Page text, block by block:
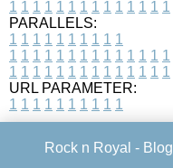
1 1 1 1 1 1 1 1 1 1 1 1 1 1
PARALLELS:
1 1 1 1 1 1 1 1 1 1
1 1 1 1 1 1 1 1 1 1 1 1 1 1
1 1 1 1 1 1 1 1 1 1 1 1 1 1
URL PARAMETER:
1 1 1 1 1 1 1 1 1 1
Rock n Royal - Blog